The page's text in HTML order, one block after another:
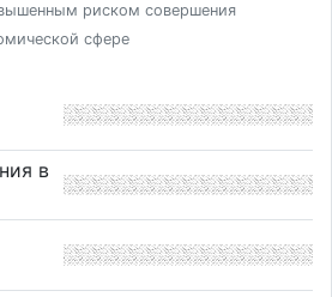
риском совершения
сфере
в